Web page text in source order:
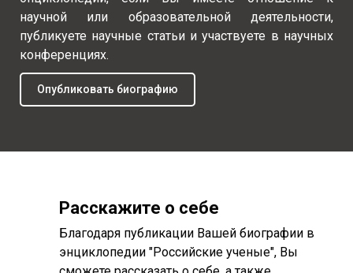
научной или образовательной деятельности,
публикуете научные статьи и участвуете в научных
конференциях.
Опубликовать биографию
Расскажите о себе
Благодаря публикации Вашей биографии в
энциклопедии "Российские ученые", Вы